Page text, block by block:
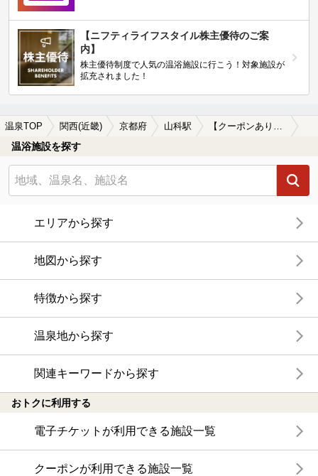
【ニフティライフスタイル株主優待のご案
内】
株主優待制度で人気の温浴施設に行こう！対象施設が
拡充されました！
温泉TOP 関西(近畿) 京都府 山科駅 【クーポンあり】女子旅・女子会におすすめの山科駅近くの温泉、日帰り温泉、スーパー銭湯おすすめ
温浴施設を探す
エリアから探す
地図から探す
特徴から探す
温泉地から探す
関連キーワードから探す
おトクに利用する
電子チケットが利用できる施設一覧
クーポンが利用できる施設一覧